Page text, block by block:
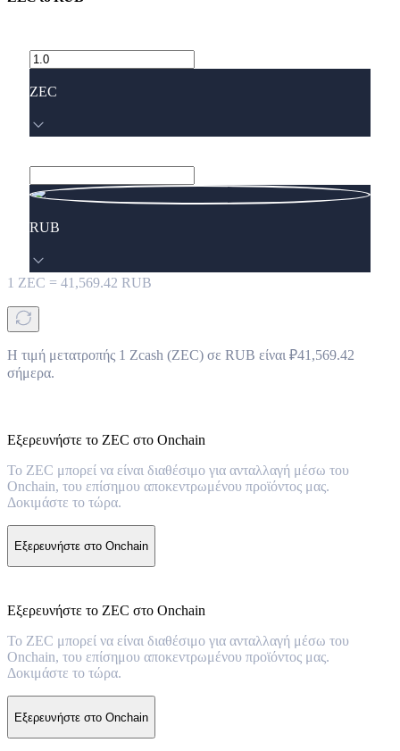
ZEC
RUB
1 ZEC = 41,569.42 RUB
Η τιμή μετατροπής 1 Zcash (ZEC) σε RUB είναι ₽41,569.42
σήμερα.
Εξερευνήστε το ZEC στο Onchain
Το ZEC μπορεί να είναι διαθέσιμο για ανταλλαγή μέσω του
Onchain, του επίσημου αποκεντρωμένου προϊόντος μας.
Δοκιμάστε το τώρα.
Εξερευνήστε στο Onchain
Εξερευνήστε το ZEC στο Onchain
Το ZEC μπορεί να είναι διαθέσιμο για ανταλλαγή μέσω του
Onchain, του επίσημου αποκεντρωμένου προϊόντος μας.
Δοκιμάστε το τώρα.
Εξερευνήστε στο Onchain